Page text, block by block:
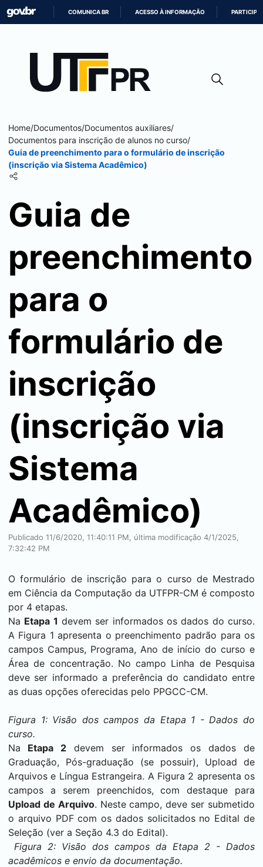
CONTEÚDO
COMUNICA BR ACESSO À INFORMAÇÃO PARTICIPE
Home/Documentos/Documentos auxiliares/
Documentos para inscrição de alunos no curso/
Guia de preenchimento para o formulário de inscrição
(inscrição via Sistema Acadêmico)
Guia de
preenchimento
para o
formulário de
inscrição
(inscrição via
Sistema
Acadêmico)
Publicado 11/6/2020, 11:40:11 PM, última modificação 4/1/2025,
7:32:42 PM
O formulário de inscrição para o curso de Mestrado
em Ciência da Computação da UTFPR-CM é composto
por 4 etapas.
Na Etapa 1 devem ser informados os dados do curso.
A Figura 1 apresenta o preenchimento padrão para os
campos Campus, Programa, Ano de início do curso e
Área de concentração. No campo Linha de Pesquisa
deve ser informado a preferência do candidato entre
as duas opções oferecidas pelo PPGCC-CM.
Figura 1: Visão dos campos da Etapa 1 - Dados do
curso.
Na Etapa 2devem ser informados os dados de
Graduação, Pós-graduação (se possuir), Upload de
Arquivos e Língua Estrangeira. A Figura 2 apresenta os
campos a serem preenchidos, com destaque para
Upload de Arquivo. Neste campo, deve ser submetido
o arquivo PDF com os dados solicitados no Edital de
Seleção (ver a Seção 4.3 do Edital).
Figura 2: Visão dos campos da Etapa 2 - Dados
acadêmicos e envio da documentação.